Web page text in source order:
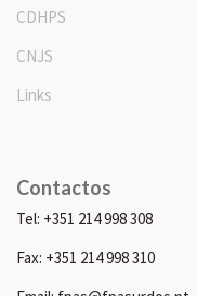
CDHPS
CNJS
Links
Contactos
Tel: +351 214 998 308
Fax: +351 214 998 310